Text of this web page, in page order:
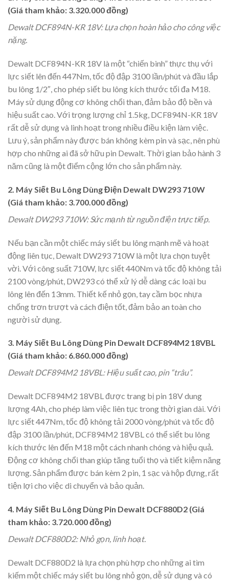
(Giá tham khảo: 3.320.000 đồng)
Dewalt DCF894N-KR 18V: Lựa chọn hoàn hảo cho công việc
nặng.
Dewalt DCF894N-KR 18V là một “chiến binh” thực thụ với
lực siết lên đến 447Nm, tốc độ đập 3100 lần/phút và đầu lắp
bu lông 1/2″, cho phép siết bu lông kích thước tối đa M18.
Máy sử dụng động cơ không chổi than, đảm bảo độ bền và
hiệu suất cao. Với trọng lượng chỉ 1.5kg, DCF894N-KR 18V
rất dễ sử dụng và linh hoạt trong nhiều điều kiện làm việc.
Lưu ý, sản phẩm này được bán không kèm pin và sạc, nên phù
hợp cho những ai đã sở hữu pin Dewalt. Thời gian bảo hành 3
năm cũng là một điểm cộng lớn cho sản phẩm này.
2. Máy Siết Bu Lông Dùng Điện Dewalt DW293 710W
(Giá tham khảo: 3.700.000 đồng)
Dewalt DW293 710W: Sức mạnh từ nguồn điện trực tiếp.
Nếu bạn cần một chiếc máy siết bu lông mạnh mẽ và hoạt
động liên tục, Dewalt DW293 710W là một lựa chọn tuyệt
vời. Với công suất 710W, lực siết 440Nm và tốc độ không tải
2100 vòng/phút, DW293 có thể xử lý dễ dàng các loại bu
lông lên đến 13mm. Thiết kế nhỏ gọn, tay cầm bọc nhựa
chống trơn trượt và cách điện tốt, đảm bảo an toàn cho
người sử dụng.
3. Máy Siết Bu Lông Dùng Pin Dewalt DCF894M2 18VBL
(Giá tham khảo: 6.860.000 đồng)
Dewalt DCF894M2 18VBL: Hiệu suất cao, pin “trâu”.
Dewalt DCF894M2 18VBL được trang bị pin 18V dung
lượng 4Ah, cho phép làm việc liên tục trong thời gian dài. Với
lực siết 447Nm, tốc độ không tải 2000 vòng/phút và tốc độ
đập 3100 lần/phút, DCF894M2 18VBL có thể siết bu lông
kích thước lên đến M18 một cách nhanh chóng và hiệu quả.
Động cơ không chổi than giúp tăng tuổi thọ và tiết kiệm năng
lượng. Sản phẩm được bán kèm 2 pin, 1 sạc và hộp đựng, rất
tiện lợi cho việc di chuyển và bảo quản.
4. Máy Siết Bu Lông Dùng Pin Dewalt DCF880D2 (Giá
tham khảo: 3.720.000 đồng)
Dewalt DCF880D2: Nhỏ gọn, linh hoạt.
Dewalt DCF880D2 là lựa chọn phù hợp cho những ai tìm
kiếm một chiếc máy siết bu lông nhỏ gọn, dễ sử dụng và có